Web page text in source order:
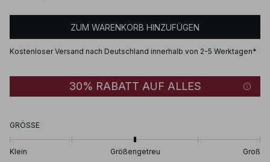
ZUM WARENKORB HINZUFÜGEN
Kostenloser Versand nach Deutschland innerhalb von 2-5 Werktagen*
30% RABATT AUF ALLES
GRÖSSE
Klein Größengetreu Groß